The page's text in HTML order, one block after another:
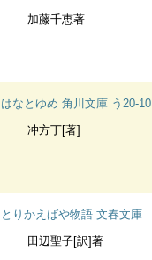
加藤千恵著
はなとゆめ 角川文庫 う20-10
冲方丁[著]
とりかえばや物語 文春文庫
田辺聖子[訳]著